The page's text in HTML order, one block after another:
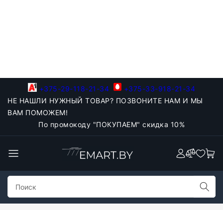
+375-29-118-21-34
+375-33-918-21-34
НЕ НАШЛИ НУЖНЫЙ ТОВАР? ПОЗВОНИТЕ НАМ И МЫ
ВАМ ПОМОЖЕМ!
По промокоду "ПОКУПАЕМ" скидка 10%